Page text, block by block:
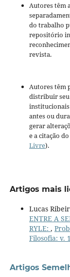
Autores têm
do trabalho
repositório
revista.
Autores têm
distribuir
institucionais
antes ou
gerar
e a citação
Livre).
Artigos mais
Lucas
ENTRE A
RYLE: ,
Filosofia: v.
Artigos